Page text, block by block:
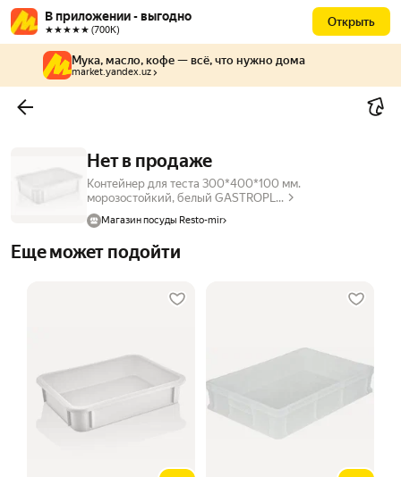
В приложении - выгодно
★★★★★ (700К)
Открыть
Мука, масло, кофе — всё, что нужно дома
market.yandex.uz
Нет в продаже
Контейнер для теста 300*400*100 мм.
морозостойкий, белый GASTROPL...
Магазин посуды Resto-mir
Еще может подойти